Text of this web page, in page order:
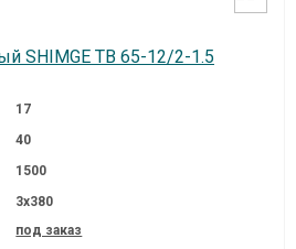
SHIMGE TB 65-12/2-1.5
17
40
1500
3х380
под заказ